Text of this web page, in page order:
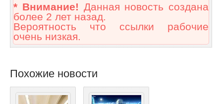
* Внимание! Данная новость создана
более 2 лет назад.
Вероятность что ссылки рабочие
очень низкая.
Похожие новости